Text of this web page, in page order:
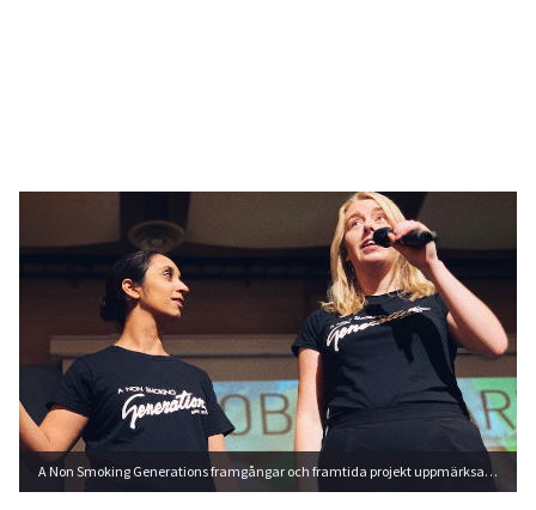
A Non Smoking Generations framgångar och framtida projekt uppmärksammas på ett jubileumsevent. Foto: A Non Smoking Generation